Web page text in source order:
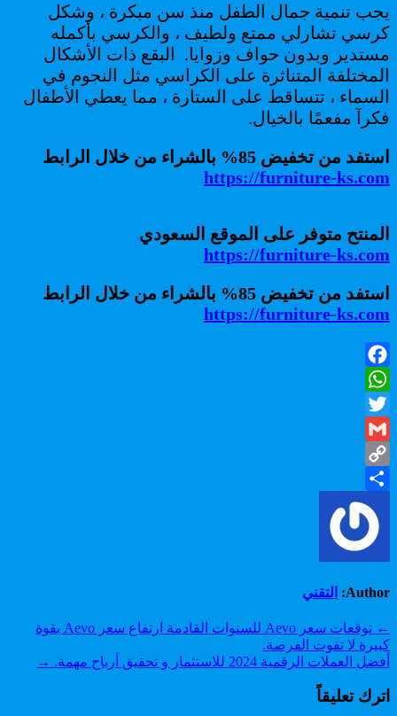
يجب تنمية جمال الطفل منذ سن مبكرة ، وشكل
كرسي تشارلي ممتع ولطيف ، والكرسي بأكمله
مستدير وبدون حواف وزوايا. البقع ذات الأشكال
المختلفة المتناثرة على الكراسي مثل النجوم في
السماء ، تتساقط على الستارة ، مما يعطي الأطفال
فكرآ مفعمًا بالخيال.
استفد من تخفيض 85% بالشراء من خلال الرابط
https://furniture-ks.com
المنتح متوفر على الموقع السعودي
https://furniture-ks.com
استفد من تخفيض 85% بالشراء من خلال الرابط
https://furniture-ks.com
Facebook
WhatsApp
Twitter
Gmail
Copy
Link
Share
Author: التقني
تصفّح
المقالات
← توقعات سعر Aevo للسنوات القادمة ارتفاع سعر Aevo بقوة
كبيرة لا تفوت الفرصة.
أفضل العملات الرقمية 2024 للاستثمار و تحقيق أرباح مهمة. →
اترك تعليقاً